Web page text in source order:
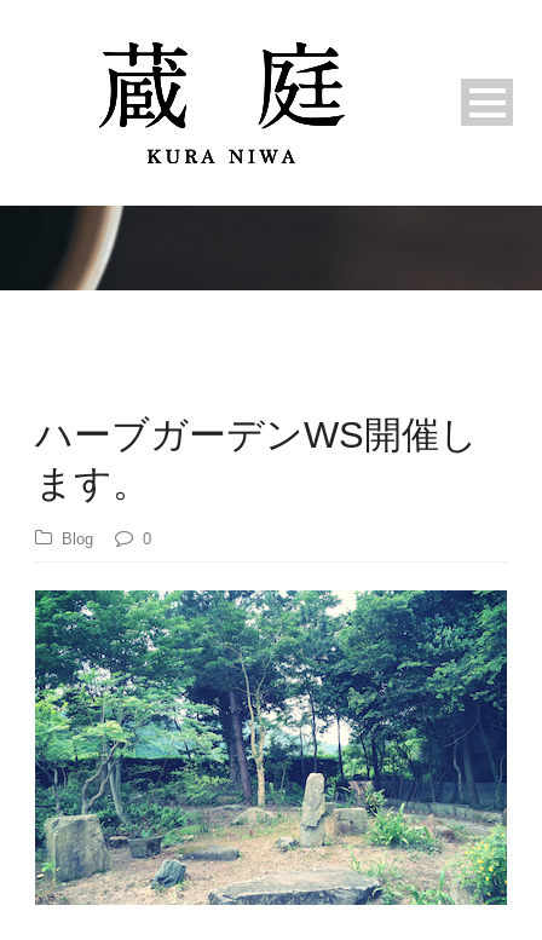
ハーブガーデンWS開催し
ます。
Blog 0